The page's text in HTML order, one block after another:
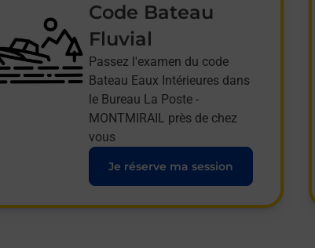
Code Bateau
Fluvial
Passez l'examen du code
Bateau Eaux Intérieures dans
le Bureau La Poste -
MONTMIRAIL près de chez
vous
Je réserve ma session